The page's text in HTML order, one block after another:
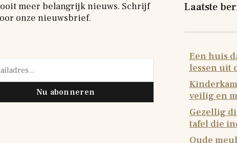
meer belangrijk nieuws. Schrijf
onze nieuwsbrief.
Nu abonneren
Laatste
Een huis
lessen uit
veilig en
Gezellig
tafel die
Oude